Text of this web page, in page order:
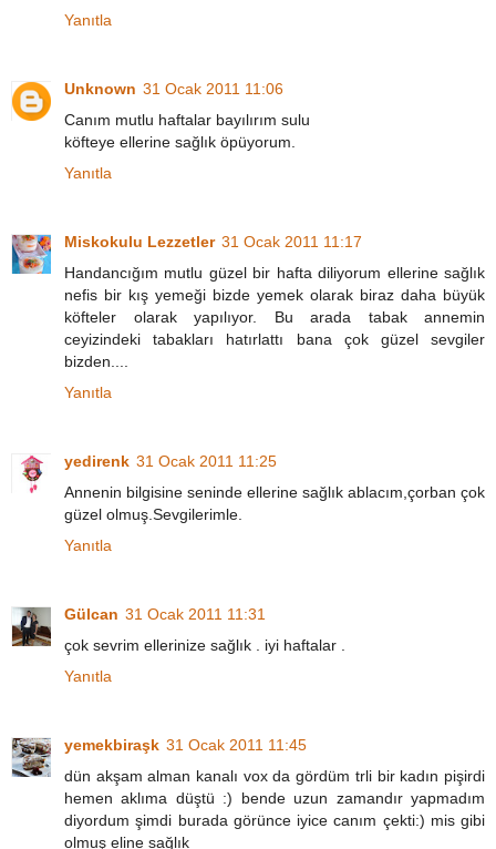
Yanıtla
Unknown 31 Ocak 2011 11:06
Canım mutlu haftalar bayılırım sulu
köfteye ellerine sağlık öpüyorum.
Yanıtla
Miskokulu Lezzetler 31 Ocak 2011 11:17
Handancığım mutlu güzel bir hafta diliyorum ellerine sağlık
nefis bir kış yemeği bizde yemek olarak biraz daha büyük
köfteler olarak yapılıyor. Bu arada tabak annemin
ceyizindeki tabakları hatırlattı bana çok güzel sevgiler
bizden....
Yanıtla
yedirenk 31 Ocak 2011 11:25
Annenin bilgisine seninde ellerine sağlık ablacım,çorban çok
güzel olmuş.Sevgilerimle.
Yanıtla
Gülcan 31 Ocak 2011 11:31
çok sevrim ellerinize sağlık . iyi haftalar .
Yanıtla
yemekbiraşk 31 Ocak 2011 11:45
dün akşam alman kanalı vox da gördüm trli bir kadın pişirdi
hemen aklıma düştü :) bende uzun zamandır yapmadım
diyordum şimdi burada görünce iyice canım çekti:) mis gibi
olmuş eline sağlık